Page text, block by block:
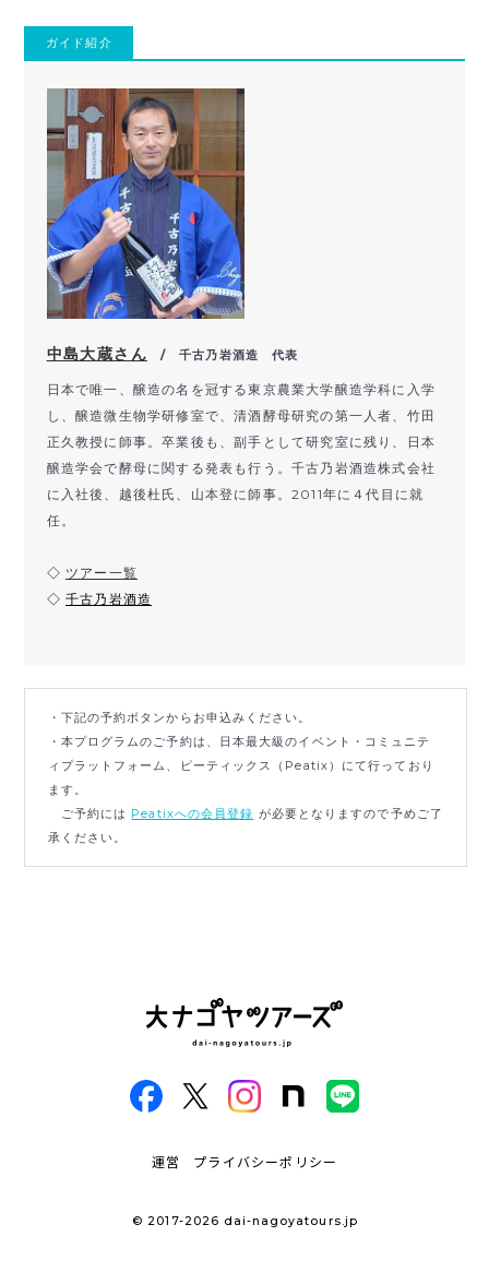
ガイド紹介
中島大蔵さん / 千古乃岩酒造 代表
日本で唯一、醸造の名を冠する東京農業大学醸造学科に入学
し、醸造微生物学研修室で、清酒酵母研究の第一人者、竹田
正久教授に師事。卒業後も、副手として研究室に残り、日本
醸造学会で酵母に関する発表も行う。千古乃岩酒造株式会社
に入社後、越後杜氏、山本登に師事。2011年に４代目に就
任。
◇ ツアー一覧
◇ 千古乃岩酒造
・下記の予約ボタンからお申込みください。
・本プログラムのご予約は、日本最大級のイベント・コミュニテ
ィプラットフォーム、ピーティックス（Peatix）にて行っており
ます。
ご予約には Peatixへの会員登録 が必要となりますので予めご了
承ください。
運営 プライバシーポリシー
© 2017-2026 dai-nagoyatours.jp